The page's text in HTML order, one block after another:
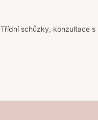
Třídní schůzky, konzultace